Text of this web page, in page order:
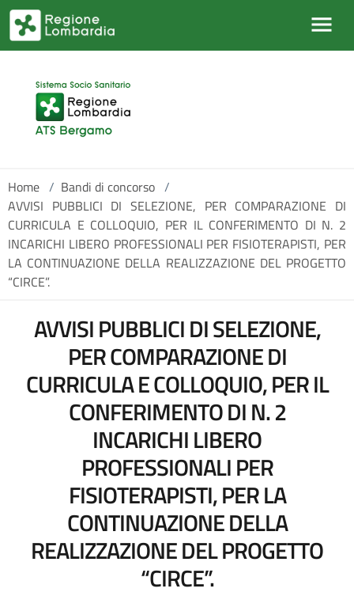
Salta al contenuto principale
Home / Bandi di concorso /
AVVISI PUBBLICI DI SELEZIONE, PER COMPARAZIONE DI
CURRICULA E COLLOQUIO, PER IL CONFERIMENTO DI N. 2
INCARICHI LIBERO PROFESSIONALI PER FISIOTERAPISTI, PER
LA CONTINUAZIONE DELLA REALIZZAZIONE DEL PROGETTO
“CIRCE”.
AVVISI PUBBLICI DI SELEZIONE,
PER COMPARAZIONE DI
CURRICULA E COLLOQUIO, PER IL
CONFERIMENTO DI N. 2
INCARICHI LIBERO
PROFESSIONALI PER
FISIOTERAPISTI, PER LA
CONTINUAZIONE DELLA
REALIZZAZIONE DEL PROGETTO
“CIRCE”.